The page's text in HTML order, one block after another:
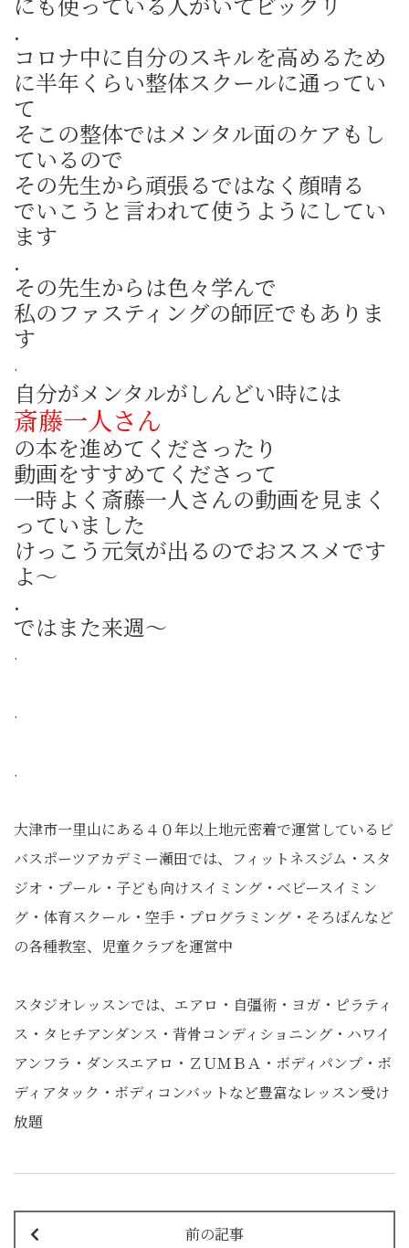
.
コロナ中に自分のスキルを高めるため
に半年くらい整体スクールに通ってい
て
そこの整体ではメンタル面のケアもし
ているので
その先生から頑張るではなく顔晴る
でいこうと言われて使うようにしてい
ます
.
その先生からは色々学んで
私のファスティングの師匠でもありま
す
.
自分がメンタルがしんどい時には
斎藤一人さん
の本を進めてくださったり
動画をすすめてくださって
一時よく斎藤一人さんの動画を見まく
っていました
けっこう元気が出るのでおススメです
よ～
.
ではまた来週～
.
.
.
大津市一里山にある４０年以上地元密着で運営しているビ
バスポーツアカデミー瀬田では、フィットネスジム・スタ
ジオ・プール・子ども向けスイミング・ベビースイミン
グ・体育スクール・空手・プログラミング・そろばんなど
の各種教室、児童クラブを運営中
スタジオレッスンでは、エアロ・自彊術・ヨガ・ピラティ
ス・タヒチアンダンス・背骨コンディショニング・ハワイ
アンフラ・ダンスエアロ・ＺＵＭＢＡ・ボディパンプ・ボ
ディアタック・ボディコンバットなど豊富なレッスン受け
放題
前の記事